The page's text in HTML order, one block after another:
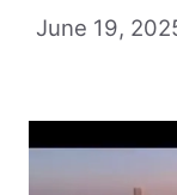
June 19,